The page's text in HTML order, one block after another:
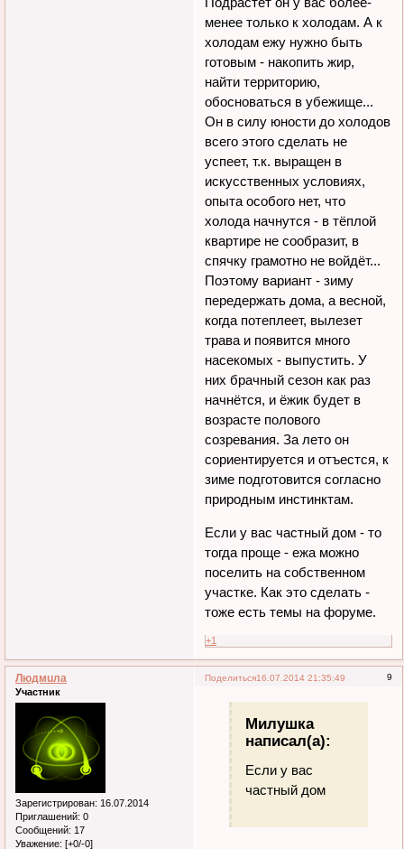
менее только к холодам. А к
холодам ежу нужно быть
готовым - накопить жир,
найти территорию,
обосноваться в убежище...
Он в силу юности до холодов
всего этого сделать не
успеет, т.к. выращен в
искусственных условиях,
опыта особого нет, что
холода начнутся - в тёплой
квартире не сообразит, в
спячку грамотно не войдёт...
Поэтому вариант - зиму
передержать дома, а весной,
когда потеплеет, вылезет
трава и появится много
насекомых - выпустить. У
них брачный сезон как раз
начнётся, и ёжик будет в
возрасте полового
созревания. За лето он
сориентируется и отъестся, к
зиме подготовится согласно
природным инстинктам.
Если у вас частный дом - то
тогда проще - ежа можно
поселить на собственном
участке. Как это сделать -
тоже есть темы на форуме.
+1
Поделиться 9
16.07.2014 21:35:49
Людмuла
Участник
Зарегистрирован: 16.07.2014
Приглашений: 0
Сообщений: 17
Уважение: [+0/-0]
Милушка
написал(а):
Если у вас
частный дом